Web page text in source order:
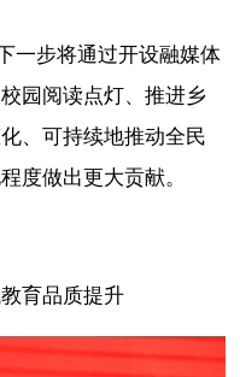
一步将通过开设融媒体
园阅读点灯、推进乡
、可持续地推动全民
度做出更大贡献。
育品质提升